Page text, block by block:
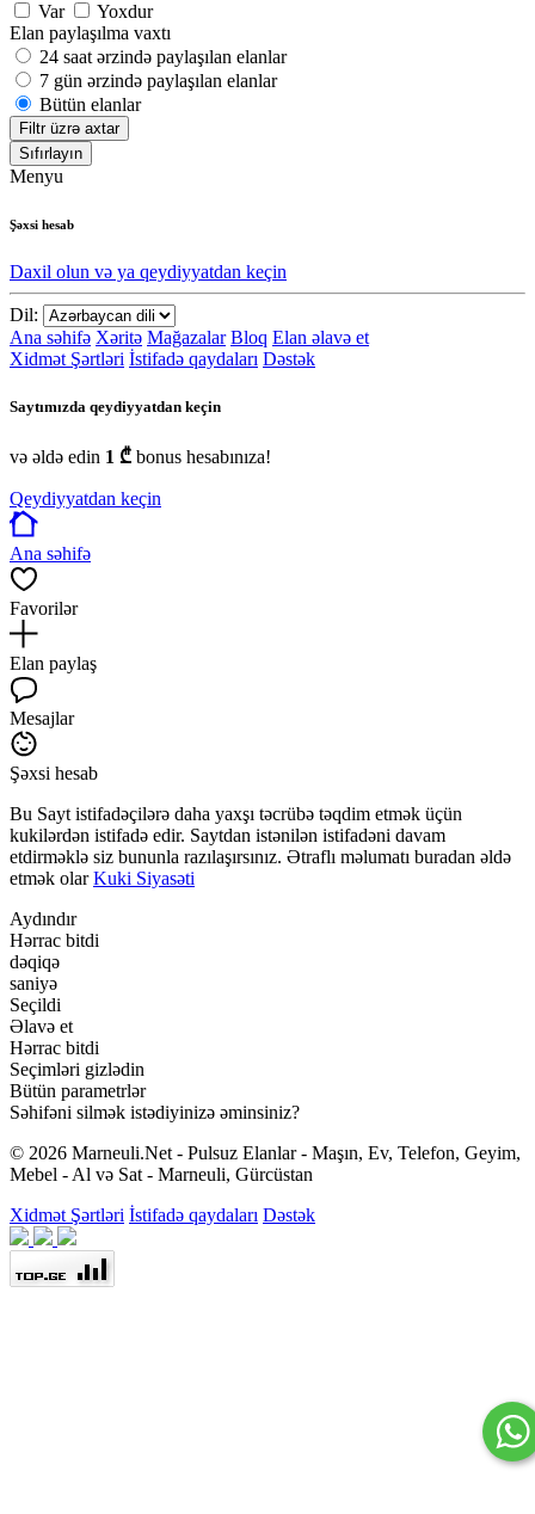
Var
Yoxdur
Elan paylaşılma vaxtı
24 saat ərzində paylaşılan elanlar
7 gün ərzində paylaşılan elanlar
Bütün elanlar
Filtr üzrə axtar
Sıfırlayın
Menyu
Şəxsi hesab
Daxil olun və ya qeydiyyatdan keçin
Dil:
Ana səhifə Xəritə Mağazalar Bloq Elan əlavə et
Xidmət Şərtləri İstifadə qaydaları Dəstək
Saytımızda qeydiyyatdan keçin
və əldə edin 1 ₾ bonus hesabınıza!
Qeydiyyatdan keçin
Ana səhifə
Favorilər
Elan paylaş
Mesajlar
Şəxsi hesab
Bu Sayt istifadəçilərə daha yaxşı təcrübə təqdim etmək üçün
kukilərdən istifadə edir. Saytdan istənilən istifadəni davam
etdirməklə siz bununla razılaşırsınız. Ətraflı məlumatı buradan əldə
etmək olarKuki Siyasəti
Aydındır
Hərrac bitdi
dəqiqə
saniyə
Seçildi
Əlavə et
Hərrac bitdi
Seçimləri gizlədin
Bütün parametrlər
Səhifəni silmək istədiyinizə əminsiniz?
© 2026 Marneuli.Net - Pulsuz Elanlar - Maşın, Ev, Telefon, Geyim,
Mebel - Al və Sat - Marneuli, Gürcüstan
Xidmət Şərtləri İstifadə qaydaları Dəstək